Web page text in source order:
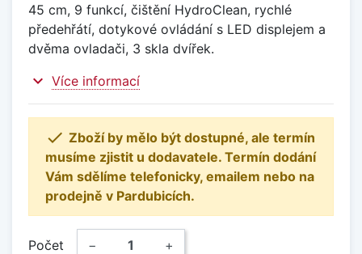
45 cm, 9 funkcí, čištění HydroClean, rychlé
předehřátí, dotykové ovládání s LED displejem a
dvěma ovladači, 3 skla dvířek.
expand_more Více informací
 Zboží by mělo být dostupné, ale termín
musíme zjistit u dodavatele. Termín dodání
Vám sdělíme telefonicky, emailem nebo na
prodejně v Pardubicích.
Počet − +